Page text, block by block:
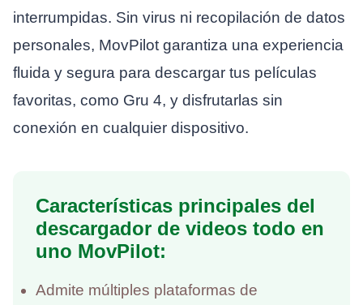
interrumpidas. Sin virus ni recopilación de datos
personales, MovPilot garantiza una experiencia
fluida y segura para descargar tus películas
favoritas, como Gru 4, y disfrutarlas sin
conexión en cualquier dispositivo.
Características principales del
descargador de videos todo en
uno MovPilot:
Admite múltiples plataformas de